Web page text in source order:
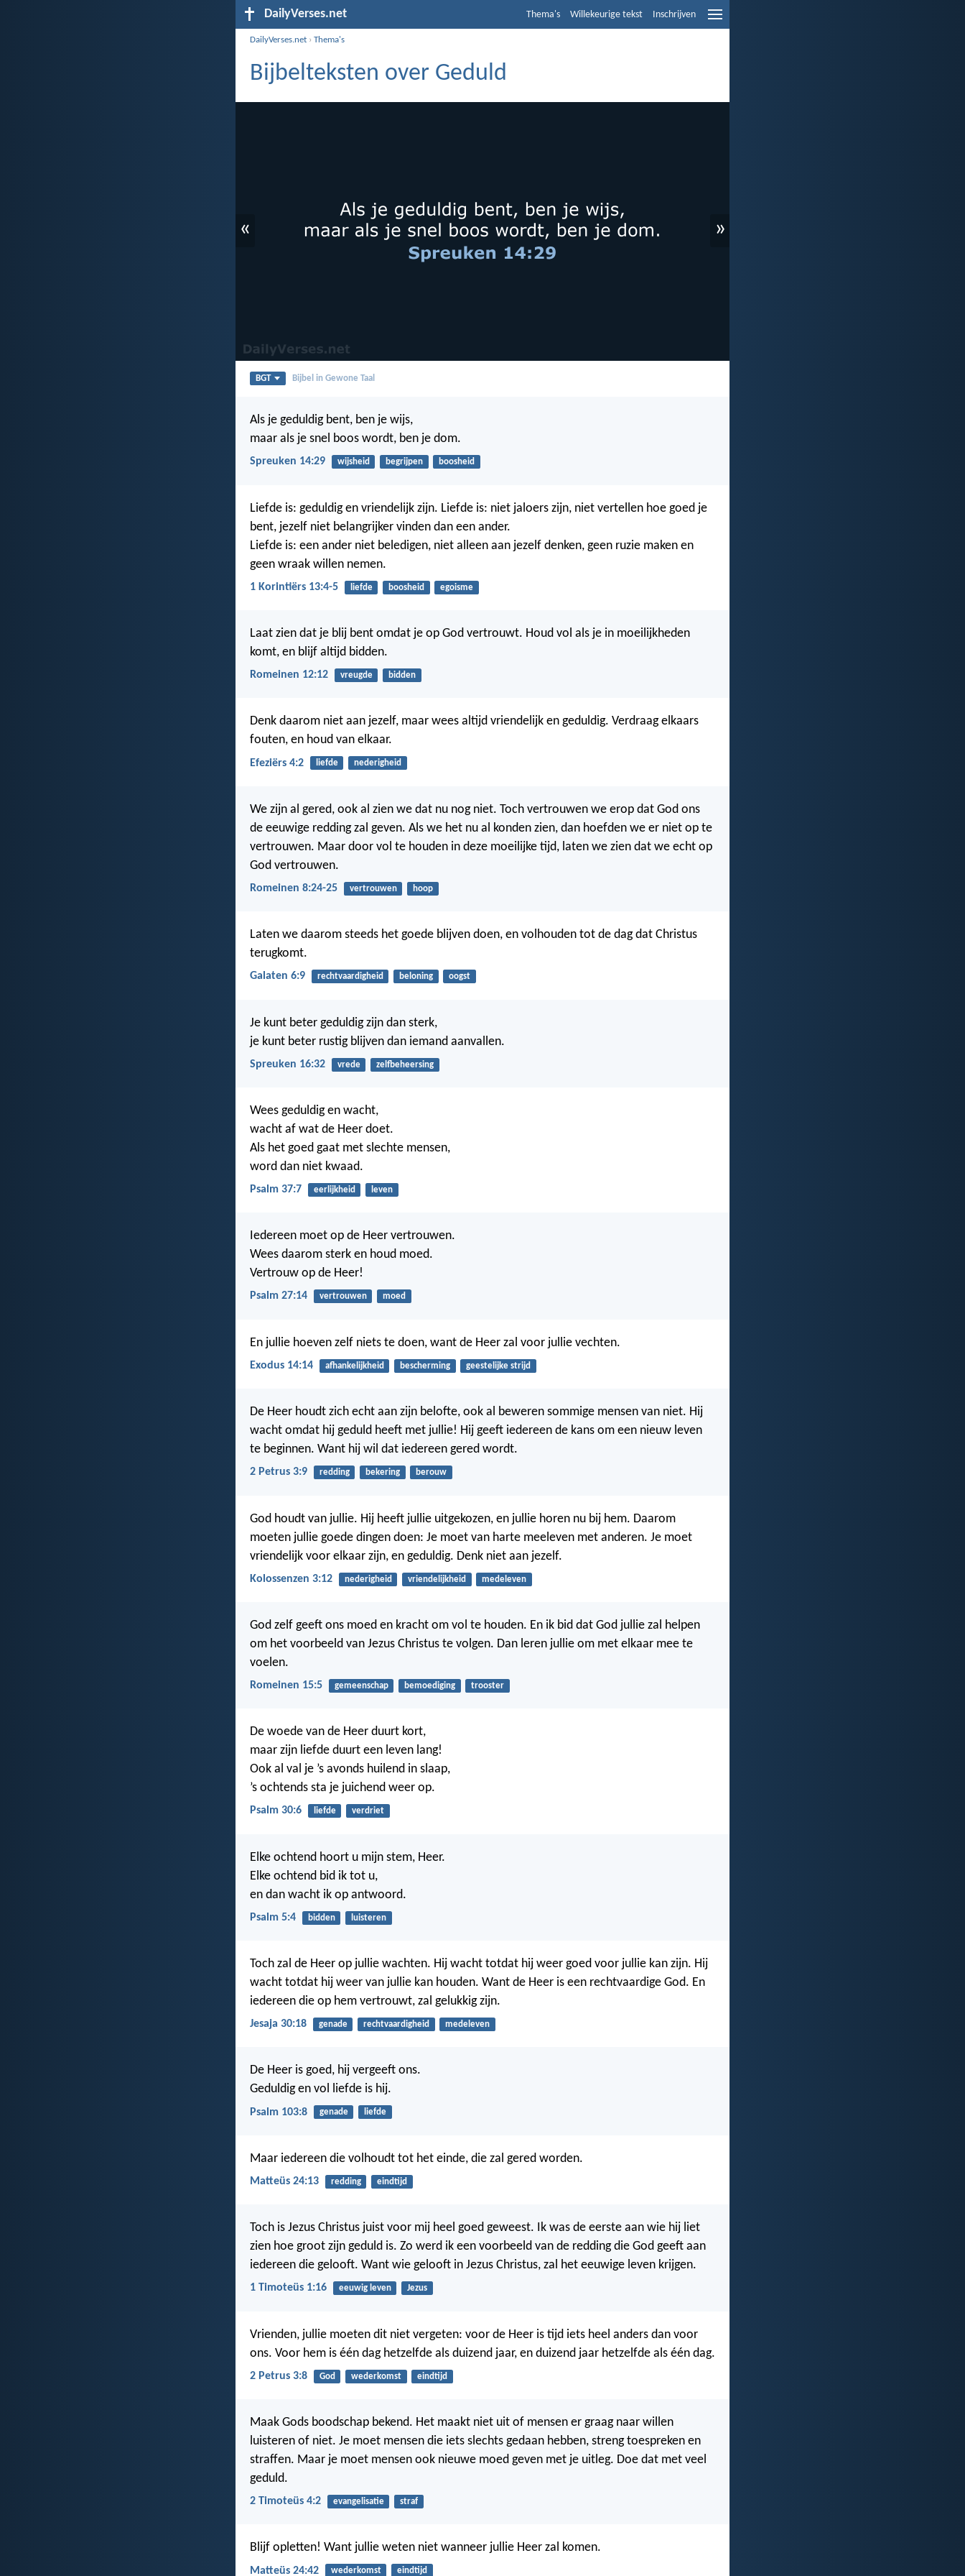
DailyVerses.net Thema's Willekeurige tekst Inschrijven
DailyVerses.net ›Thema's
Bijbelteksten over Geduld
« »
BGT Bijbel in Gewone Taal
Als je geduldig bent, ben je wijs,
maar als je snel boos wordt, ben je dom.
Spreuken 14:29 wijsheid begrijpen boosheid
Liefde is: geduldig en vriendelijk zijn. Liefde is: niet jaloers zijn, niet vertellen hoe goed je
bent, jezelf niet belangrijker vinden dan een ander.
Liefde is: een ander niet beledigen, niet alleen aan jezelf denken, geen ruzie maken en
geen wraak willen nemen.
1 Korintiërs 13:4-5 liefde boosheid egoisme
Laat zien dat je blij bent omdat je op God vertrouwt. Houd vol als je in moeilijkheden
komt, en blijf altijd bidden.
Romeinen 12:12 vreugde bidden
Denk daarom niet aan jezelf, maar wees altijd vriendelijk en geduldig. Verdraag elkaars
fouten, en houd van elkaar.
Efeziërs 4:2 liefde nederigheid
We zijn al gered, ook al zien we dat nu nog niet. Toch vertrouwen we erop dat God ons
de eeuwige redding zal geven. Als we het nu al konden zien, dan hoefden we er niet op te
vertrouwen. Maar door vol te houden in deze moeilijke tijd, laten we zien dat we echt op
God vertrouwen.
Romeinen 8:24-25 vertrouwen hoop
Laten we daarom steeds het goede blijven doen, en volhouden tot de dag dat Christus
terugkomt.
Galaten 6:9 rechtvaardigheid beloning oogst
Je kunt beter geduldig zijn dan sterk,
je kunt beter rustig blijven dan iemand aanvallen.
Spreuken 16:32 vrede zelfbeheersing
Wees geduldig en wacht,
wacht af wat de Heer doet.
Als het goed gaat met slechte mensen,
word dan niet kwaad.
Psalm 37:7 eerlijkheid leven
Iedereen moet op de Heer vertrouwen.
Wees daarom sterk en houd moed.
Vertrouw op de Heer!
Psalm 27:14 vertrouwen moed
En jullie hoeven zelf niets te doen, want de Heer zal voor jullie vechten.
Exodus 14:14 afhankelijkheid bescherming geestelijke strijd
De Heer houdt zich echt aan zijn belofte, ook al beweren sommige mensen van niet. Hij
wacht omdat hij geduld heeft met jullie! Hij geeft iedereen de kans om een nieuw leven
te beginnen. Want hij wil dat iedereen gered wordt.
2 Petrus 3:9 redding bekering berouw
God houdt van jullie. Hij heeft jullie uitgekozen, en jullie horen nu bij hem. Daarom
moeten jullie goede dingen doen: Je moet van harte meeleven met anderen. Je moet
vriendelijk voor elkaar zijn, en geduldig. Denk niet aan jezelf.
Kolossenzen 3:12 nederigheid vriendelijkheid medeleven
God zelf geeft ons moed en kracht om vol te houden. En ik bid dat God jullie zal helpen
om het voorbeeld van Jezus Christus te volgen. Dan leren jullie om met elkaar mee te
voelen.
Romeinen 15:5 gemeenschap bemoediging trooster
De woede van de Heer duurt kort,
maar zijn liefde duurt een leven lang!
Ook al val je ’s avonds huilend in slaap,
’s ochtends sta je juichend weer op.
Psalm 30:6 liefde verdriet
Elke ochtend hoort u mijn stem, Heer.
Elke ochtend bid ik tot u,
en dan wacht ik op antwoord.
Psalm 5:4 bidden luisteren
Toch zal de Heer op jullie wachten. Hij wacht totdat hij weer goed voor jullie kan zijn. Hij
wacht totdat hij weer van jullie kan houden. Want de Heer is een rechtvaardige God. En
iedereen die op hem vertrouwt, zal gelukkig zijn.
Jesaja 30:18 genade rechtvaardigheid medeleven
De Heer is goed, hij vergeeft ons.
Geduldig en vol liefde is hij.
Psalm 103:8 genade liefde
Maar iedereen die volhoudt tot het einde, die zal gered worden.
Matteüs 24:13 redding eindtijd
Toch is Jezus Christus juist voor mij heel goed geweest. Ik was de eerste aan wie hij liet
zien hoe groot zijn geduld is. Zo werd ik een voorbeeld van de redding die God geeft aan
iedereen die gelooft. Want wie gelooft in Jezus Christus, zal het eeuwige leven krijgen.
1 Timoteüs 1:16 eeuwig leven Jezus
Vrienden, jullie moeten dit niet vergeten: voor de Heer is tijd iets heel anders dan voor
ons. Voor hem is één dag hetzelfde als duizend jaar, en duizend jaar hetzelfde als één dag.
2 Petrus 3:8 God wederkomst eindtijd
Maak Gods boodschap bekend. Het maakt niet uit of mensen er graag naar willen
luisteren of niet. Je moet mensen die iets slechts gedaan hebben, streng toespreken en
straffen. Maar je moet mensen ook nieuwe moed geven met je uitleg. Doe dat met veel
geduld.
2 Timoteüs 4:2 evangelisatie straf
Blijf opletten! Want jullie weten niet wanneer jullie Heer zal komen.
Matteüs 24:42 wederkomst eindtijd